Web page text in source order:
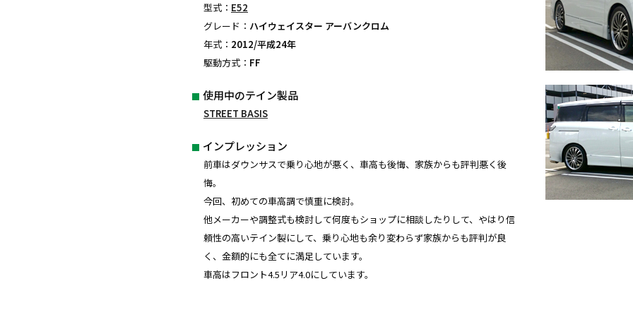
型式： E52
グレード： ハイウェイスター アーバンクロム
年式： 2012/平成24年
駆動方式： FF
使用中のテイン製品
STREET BASIS
インプレッション
前車はダウンサスで乗り心地が悪く、車高も後悔、家族からも評判悪く後
悔。
今回、初めての車高調で慎重に検討。
他メーカーや調整式も検討して何度もショップに相談したりして、やはり信
頼性の高いテイン製にして、乗り心地も余り変わらず家族からも評判が良
く、金額的にも全てに満足しています。
車高はフロント4.5リア4.0にしています。